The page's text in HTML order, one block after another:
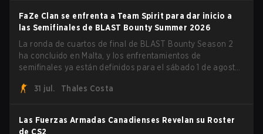
FaZe Clan se enfrenta a Team Spirit para dar inicio a
las Semifinales de BLAST Bounty Summer 2026
La ronda de cuartos de final de BLAST Bounty Season 2
ha concluido en Malta, y los enfrentamientos de
semifinales ya están definidos para el sábado 1 de agosto.
sobrevivientes que aún luchan por el trofeo, mientras que
31 jul. Thales Costa
Las Fuerzas Armadas Canadienses Revelan su Roster
de CS2